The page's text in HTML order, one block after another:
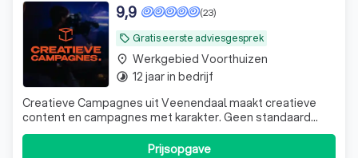
local_offer Gratis eerste adviesgesprek
(23)
9,9
Creatieve Campagnes uit Veenendaal maakt creatieve
content en campagnes met karakter. Geen standaard
video’s, maar opvallende ideeën en beelden die blijven
hangen. O.a specialist in social media video
Prijsopgave
place Werkgebied Voorthuizen
timelapse 12 jaar in bedrijf